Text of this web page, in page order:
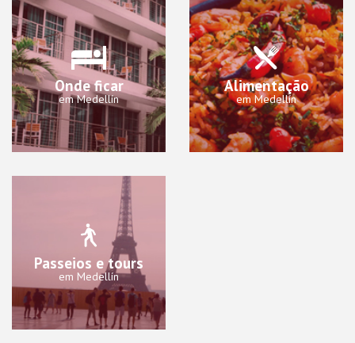
Onde ficar
em Medellín
Alimentação
em Medellín
Passeios e tours
em Medellín